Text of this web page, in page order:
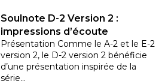
Soulnote D-2 Version 2 :
impressions d’écoute
Présentation Comme le A-2 et le E-2
version 2, le D-2 version 2 bénéficie
d’une présentation inspirée de la
série...